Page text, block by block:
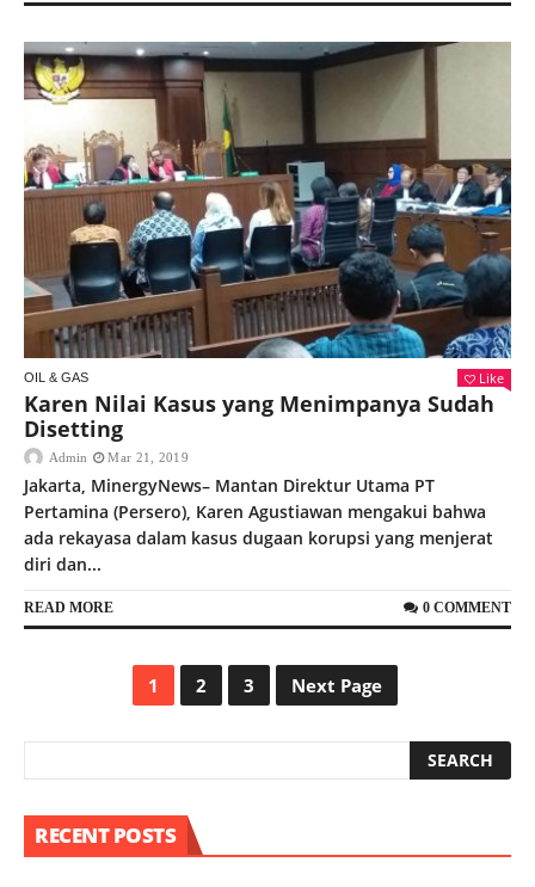
OIL & GAS Like
Karen Nilai Kasus yang Menimpanya Sudah
Disetting
Admin Mar 21, 2019
Jakarta, MinergyNews– Mantan Direktur Utama PT
Pertamina (Persero), Karen Agustiawan mengakui bahwa
ada rekayasa dalam kasus dugaan korupsi yang menjerat
diri dan...
READ MORE 0 COMMENT
1 2 3 Next Page
RECENT POSTS